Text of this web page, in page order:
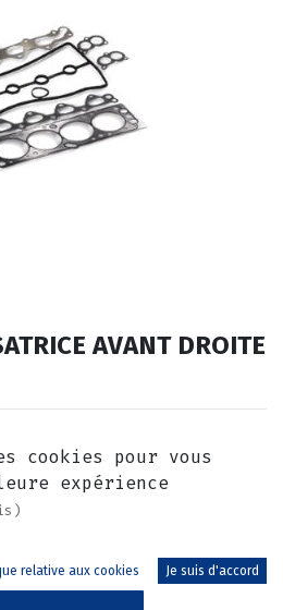
AVANT DROITE
cookies pour vous
expérience
relative aux cookies Je suis d'accord